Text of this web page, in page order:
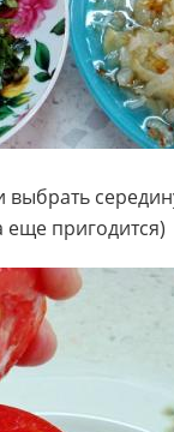
выбрать
еще пригодится)